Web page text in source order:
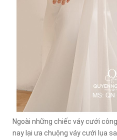
Ngoài những chiếc váy cưới
nay lại ưa chuộng váy cưới lụa